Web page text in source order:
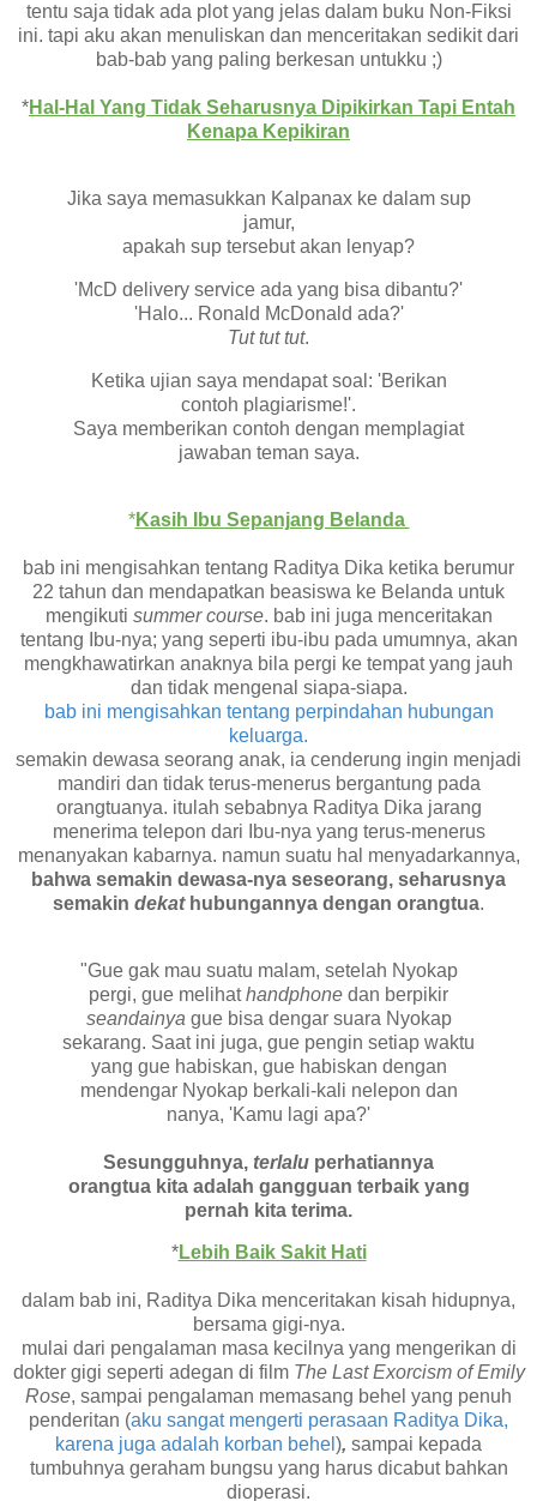
tentu saja tidak ada plot yang jelas dalam buku Non-Fiksi
ini. tapi aku akan menuliskan dan menceritakan sedikit dari
bab-bab yang paling berkesan untukku ;)
*Hal-Hal Yang Tidak Seharusnya Dipikirkan Tapi Entah
Kenapa Kepikiran
Jika saya memasukkan Kalpanax ke dalam sup
jamur,
apakah sup tersebut akan lenyap?
'McD delivery service ada yang bisa dibantu?'
'Halo... Ronald McDonald ada?'
Tut tut tut.
Ketika ujian saya mendapat soal: 'Berikan
contoh plagiarisme!'.
Saya memberikan contoh dengan memplagiat
jawaban teman saya.
*Kasih Ibu Sepanjang Belanda
bab ini mengisahkan tentang Raditya Dika ketika berumur
22 tahun dan mendapatkan beasiswa ke Belanda untuk
mengikuti summer course. bab ini juga menceritakan
tentang Ibu-nya; yang seperti ibu-ibu pada umumnya, akan
mengkhawatirkan anaknya bila pergi ke tempat yang jauh
dan tidak mengenal siapa-siapa.
bab ini mengisahkan tentang perpindahan hubungan
keluarga.
semakin dewasa seorang anak, ia cenderung ingin menjadi
mandiri dan tidak terus-menerus bergantung pada
orangtuanya. itulah sebabnya Raditya Dika jarang
menerima telepon dari Ibu-nya yang terus-menerus
menanyakan kabarnya. namun suatu hal menyadarkannya,
bahwa semakin dewasa-nya seseorang, seharusnya
semakin dekathubungannya dengan orangtua.
"Gue gak mau suatu malam, setelah Nyokap
pergi, gue melihathandphone dan berpikir
seandainya gue bisa dengar suara Nyokap
sekarang. Saat ini juga, gue pengin setiap waktu
yang gue habiskan, gue habiskan dengan
mendengar Nyokap berkali-kali nelepon dan
nanya, 'Kamu lagi apa?'
Sesungguhnya, terlalu perhatiannya
orangtua kita adalah gangguan terbaik yang
pernah kita terima.
*Lebih Baik Sakit Hati
dalam bab ini, Raditya Dika menceritakan kisah hidupnya,
bersama gigi-nya.
mulai dari pengalaman masa kecilnya yang mengerikan di
dokter gigi seperti adegan di film The Last Exorcism of Emily
Rose, sampai pengalaman memasang behel yang penuh
penderitan (aku sangat mengerti perasaan Raditya Dika,
karena juga adalah korban behel ), sampai kepada
tumbuhnya geraham bungsu yang harus dicabut bahkan
dioperasi.